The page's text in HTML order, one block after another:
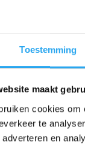
Toestemming
maakt
cookies om
te
adverteren en
ontwerpIn
is niet-poreus, wat
staan. Dit
vuil en waterDe
volledig glad
in kleinere